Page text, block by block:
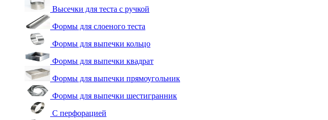
Высечки для теста с ручкой
Формы для слоеного теста
Формы для выпечки кольцо
Формы для выпечки квадрат
Формы для выпечки прямоугольник
Формы для выпечки шестигранник
С перфорацией